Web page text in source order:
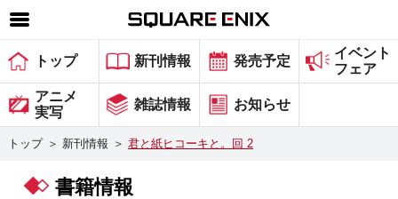
SQUARE ENIX 公式サイトメニュー
ゲーム
マガジン＆ブックス
グッズ
トップ 新刊情報 発売予定
イベント
フェア
アニメ
実写
雑誌情報 お知らせ
トップ ＞ 新刊情報 ＞ 君と紙ヒコーキと。回 2
書籍情報